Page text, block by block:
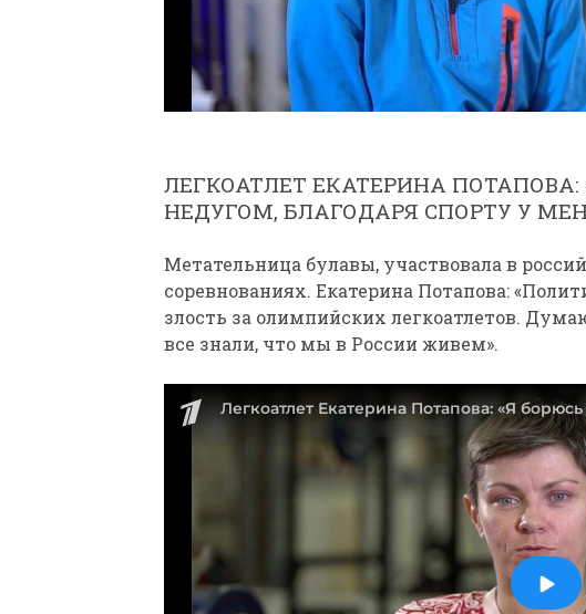
ЛЕГКОАТЛЕТ ЕКАТЕРИНА
НЕДУГОМ, БЛАГОДАРЯ СПОРТУ У
Метательница булавы, участвовала в
соревнованиях. Екатерина Потапова:
злость за олимпийских легкоатлетов.
все знали, что мы в России живем».